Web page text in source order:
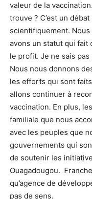
valeur de la
trouve ? C’est un
scientifiquement.
avons un statut qui fait
le profit. Je ne sais
Nous nous donnons
les efforts qui sont
allons continuer à
vaccination. En plus,
familiale que nous
avec les peuples que
gouvernements qui
de soutenir les
Ouagadougou.
qu’agence de
pas de sens.